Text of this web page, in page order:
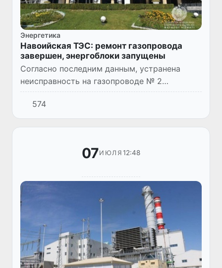
Энергетика
Навоийская ТЭС: ремонт газопровода
завершен, энергоблоки запущены
Согласно последним данным, устранена
неисправность на газопроводе № 2
Навоийская ТЭС, в связи с которой была
приостановлена подача газа через
газораспределительную станцию «Навои-4...
574
07ИЮЛЯ 12:48